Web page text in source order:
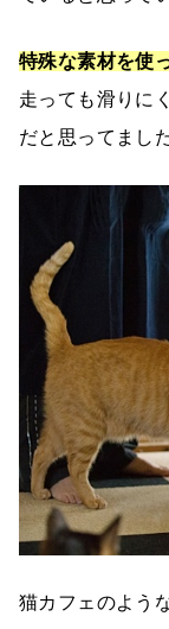
特殊な素材を使
走っても滑りに
だと思ってました
猫カフェのよう